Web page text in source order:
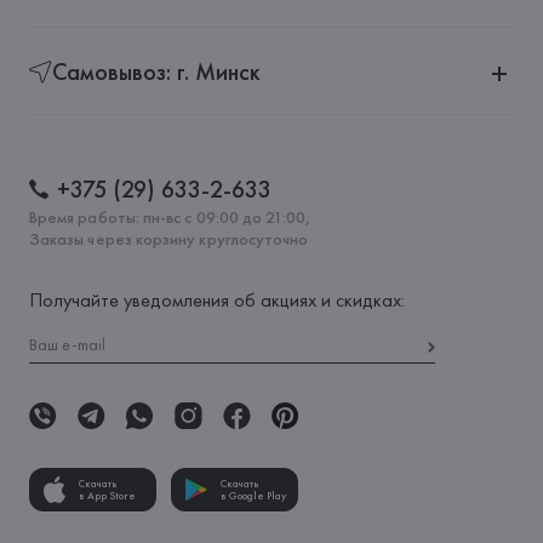
Самовывоз: г. Минск
+375 (29) 633-2-633
Время работы: пн-вс с 09:00 до 21:00,
Заказы через корзину круглосуточно
Получайте уведомления об акциях и скидках:
Скачать
в App Store
Скачать
в Google Play